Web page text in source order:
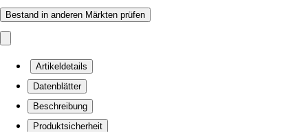
Bestand in anderen Märkten prüfen
Artikeldetails
Datenblätter
Beschreibung
Produktsicherheit